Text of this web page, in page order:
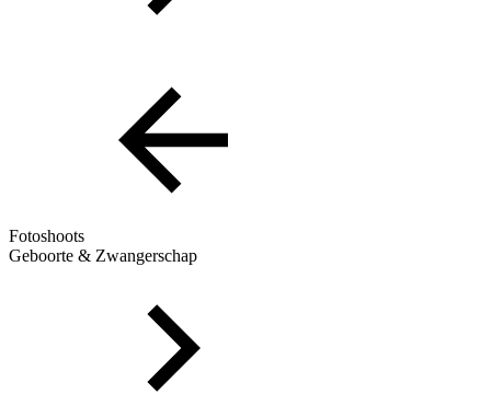
Fotoshoots
Geboorte & Zwangerschap